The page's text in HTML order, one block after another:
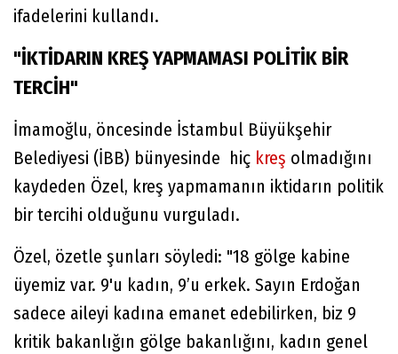
ifadelerini kullandı.
"İKTİDARIN KREŞ YAPMAMASI POLİTİK BİR
TERCİH"
İmamoğlu, öncesinde İstambul Büyükşehir
Belediyesi (İBB) bünyesinde hiç kreş olmadığını
kaydeden Özel, kreş yapmamanın iktidarın politik
bir tercihi olduğunu vurguladı.
Özel, özetle şunları söyledi: "18 gölge kabine
üyemiz var. 9'u kadın, 9’u erkek. Sayın Erdoğan
sadece aileyi kadına emanet edebilirken, biz 9
kritik bakanlığın gölge bakanlığını, kadın genel